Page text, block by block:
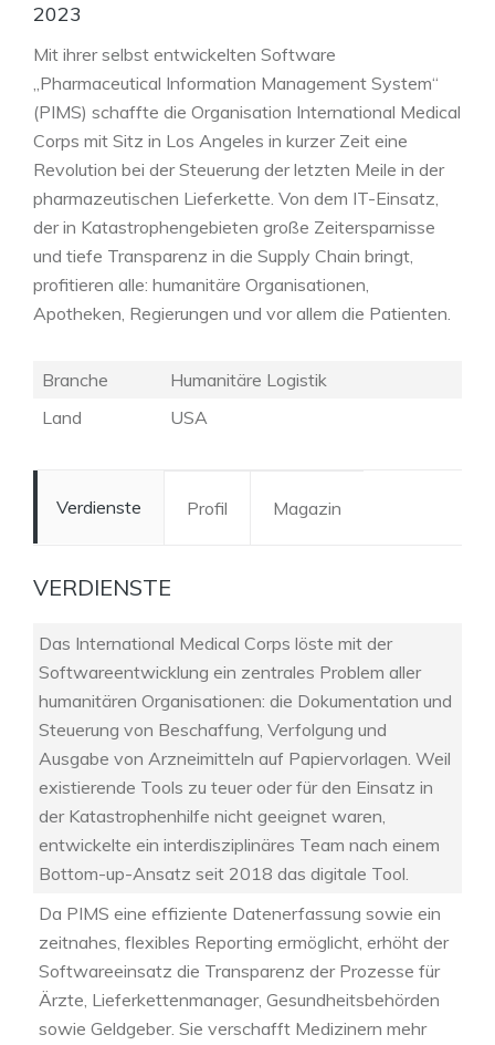
2023
Mit ihrer selbst entwickelten Software
„Pharmaceutical Information Management System“
(PIMS) schaffte die Organisation International Medical
Corps mit Sitz in Los Angeles in kurzer Zeit eine
Revolution bei der Steuerung der letzten Meile in der
pharmazeutischen Lieferkette. Von dem IT-Einsatz,
der in Katastrophengebieten große Zeitersparnisse
und tiefe Transparenz in die Supply Chain bringt,
profitieren alle: humanitäre Organisationen,
Apotheken, Regierungen und vor allem die Patienten.
Branche
Humanitäre Logistik
Land
USA
Verdienste Profil Magazin
VERDIENSTE
Das International Medical Corps löste mit der
Softwareentwicklung ein zentrales Problem aller
humanitären Organisationen: die Dokumentation und
Steuerung von Beschaffung, Verfolgung und
Ausgabe von Arzneimitteln auf Papiervorlagen. Weil
existierende Tools zu teuer oder für den Einsatz in
der Katastrophenhilfe nicht geeignet waren,
entwickelte ein interdisziplinäres Team nach einem
Bottom-up-Ansatz seit 2018 das digitale Tool.
Da PIMS eine effiziente Datenerfassung sowie ein
zeitnahes, flexibles Reporting ermöglicht, erhöht der
Softwareeinsatz die Transparenz der Prozesse für
Ärzte, Lieferkettenmanager, Gesundheitsbehörden
sowie Geldgeber. Sie verschafft Medizinern mehr